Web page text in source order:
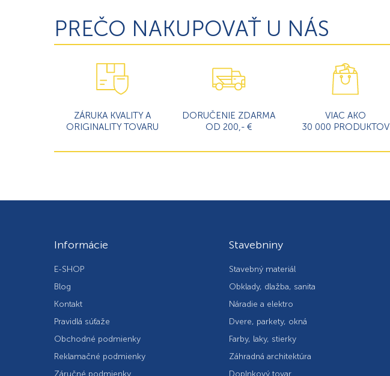
PREČO NAKUPOVAŤ U NÁS
ZÁRUKA KVALITY A
ORIGINALITY TOVARU
DORUČENIE ZDARMA
OD 200,- €
VIAC AKO
30 000 PRODUKTOV
Informácie
E-SHOP
Blog
Kontakt
Pravidlá súťaže
Obchodné podmienky
Reklamačné podmienky
Záručné podmienky
Stavebniny
Stavebný materiál
Obklady, dlažba, sanita
Náradie a elektro
Dvere, parkety, okná
Farby, laky, stierky
Záhradná architektúra
Doplnkový tovar